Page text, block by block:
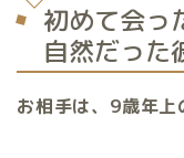
初めて会っ
自然だった
お相手は、9歳年上